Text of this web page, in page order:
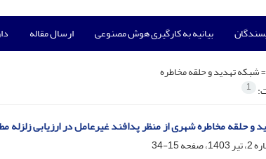
بیانیه به کارگیری هوش مصنوعی ارسال مقاله
شبکه تهدید و حلقه مخاطره
1
و حلقه مخاطره شهری از منظر پدافند غیرعامل در ارزیابی زلزله
15-34